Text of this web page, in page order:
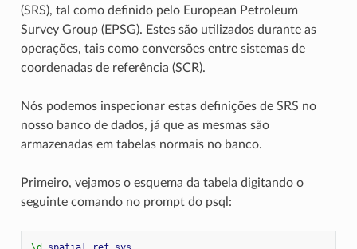
(SRS), tal como definido pelo European Petroleum
Survey Group (EPSG). Estes são utilizados durante as
operações, tais como conversões entre sistemas de
coordenadas de referência (SCR).
Nós podemos inspecionar estas definições de SRS no
nosso banco de dados, já que as mesmas são
armazenadas em tabelas normais no banco.
Primeiro, vejamos o esquema da tabela digitando o
seguinte comando no prompt do psql: